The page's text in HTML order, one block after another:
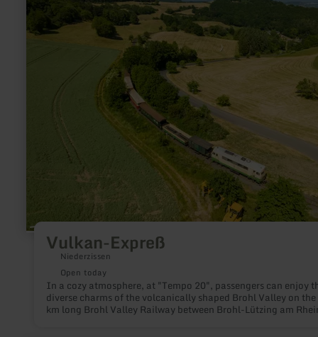
Vulkan-Expreß
Niederzissen
Open today
In a cozy atmosphere, at "Tempo 20", passengers can enjoy
diverse charms of the volcanically shaped Brohl Valley on
km long Brohl Valley Railway between Brohl-Lützing am
Expreß